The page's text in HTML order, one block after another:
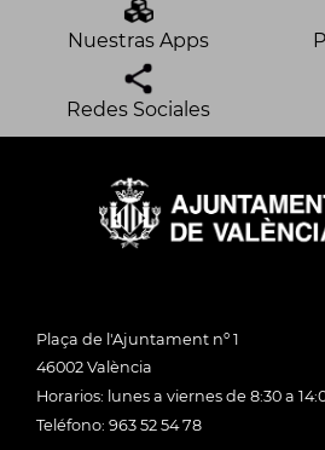
Nuestras Apps
Redes Sociales
Plaça de l'Ajuntament nº 1
46002 València
Horarios: lunes a viernes de 8:30 a
Teléfono: 963 52 54 78